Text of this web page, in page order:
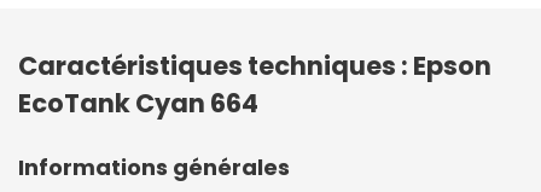
Caractéristiques techniques : Epson
EcoTank Cyan 664
Informations générales